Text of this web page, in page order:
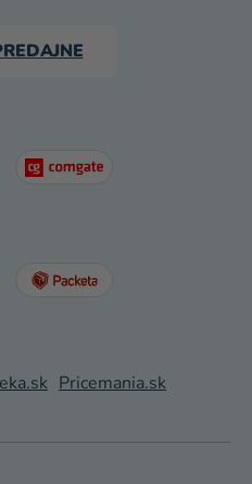
Pricemania.sk